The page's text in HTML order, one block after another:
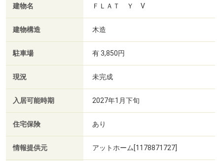
建物名 ＦＬＡＴ Ｙ Ⅴ
建物構造 木造
駐車場 有 3,850円
現況 未完成
入居可能時期 2027年1月下旬
住宅保険 あり
情報提供元 アットホーム[1178871727]